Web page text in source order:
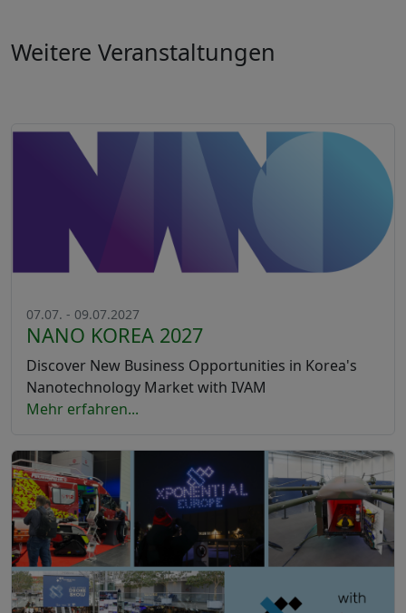
Weitere Veranstaltungen
07.07. - 09.07.2027
NANO KOREA 2027
Discover New Business Opportunities in Korea's
Nanotechnology Market with IVAM
Mehr erfahren...